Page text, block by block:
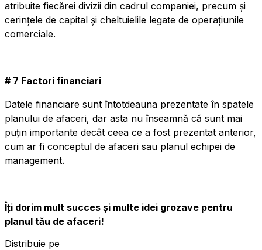
atribuite fiecărei divizii din cadrul companiei, precum și
cerințele de capital și cheltuielile legate de operațiunile
comerciale.
# 7 Factori financiari
Datele financiare sunt întotdeauna prezentate în spatele
planului de afaceri, dar asta nu înseamnă că sunt mai
puțin importante decât ceea ce a fost prezentat anterior,
cum ar fi conceptul de afaceri sau planul echipei de
management.
Îți dorim mult succes și multe idei grozave pentru
planul tău de afaceri!
Distribuie pe